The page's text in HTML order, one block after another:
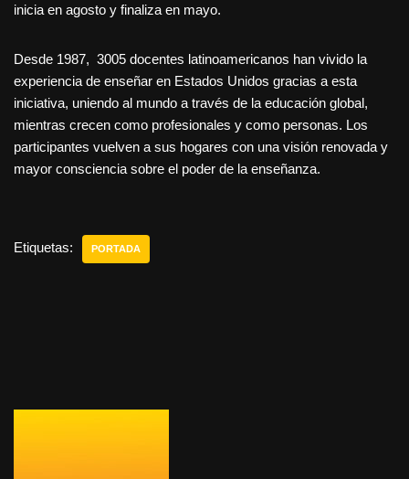
inicia en agosto y finaliza en mayo.
Desde 1987, 3005 docentes latinoamericanos han vivido la
experiencia de enseñar en Estados Unidos gracias a esta
iniciativa, uniendo al mundo a través de la educación global,
mientras crecen como profesionales y como personas. Los
participantes vuelven a sus hogares con una visión renovada y
mayor consciencia sobre el poder de la enseñanza.
Etiquetas: PORTADA